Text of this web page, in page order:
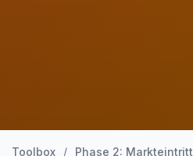
Toolbox / Phase 2: Markteintritt